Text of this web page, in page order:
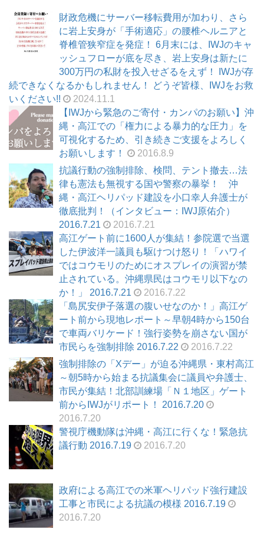
財政危機にサーバー移転費用が加わり、さら
に岩上安身が「手術適応」の腰椎ヘルニアと
脊椎管狭窄症を発症！ 6月末には、IWJのキャ
ッシュフローが底を尽き、岩上安身は新たに
300万円の私財を投入せざるをえず！ IWJが存
続できなくなるかもしれません！ どうぞ皆様、IWJをお救
いください!!
2024.11.1
【IWJから緊急のご寄付・カンパのお願い】沖
縄・高江での「権力による暴力的な圧力」を
可視化するため、引き続きご支援をよろしく
お願いします！
2016.8.9
抗議行動の強制排除、検問、テント撤去…法
律も憲法も無視する国や警察の暴挙！ 沖
縄・高江ヘリパッド建設を小口幸人弁護士が
徹底批判！（インタビュー：IWJ原佑介）
2016.7.21
2016.7.21
高江ゲート前に1600人が集結！参院選で当選
した伊波洋一議員も駆けつけ怒り！「ハワイ
ではコウモリのためにオスプレイの演習が禁
止されている。沖縄県民はコウモリ以下なの
か！」 2016.7.21
2016.7.22
「島尻安伊子落選の腹いせなのか！」高江ゲ
ート前から現地レポート～早朝4時から150台
で車両バリケード！強行姿勢を崩さない国が
市民らを強制排除 2016.7.22
2016.7.22
強制排除の「Xデー」が迫る沖縄県・東村高江
～朝5時から始まる抗議集会に議員や弁護士、
市民が集結！北部訓練場「Ｎ１地区」ゲート
前からIWJがリポート！ 2016.7.20
2016.7.20
警視庁機動隊は沖縄・高江に行くな！緊急抗
議行動 2016.7.19
2016.7.20
政府による高江での米軍ヘリパッド強行建設
工事と市民による抗議の模様 2016.7.19
2016.7.20